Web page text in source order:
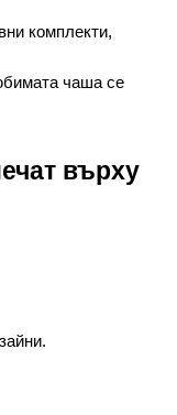
комплекти,
чаша се
върху